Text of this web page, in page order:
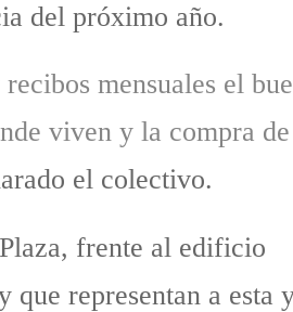
del próximo año.
mensuales el
viven y la compra de
el colectivo.
frente al edificio
representan a esta